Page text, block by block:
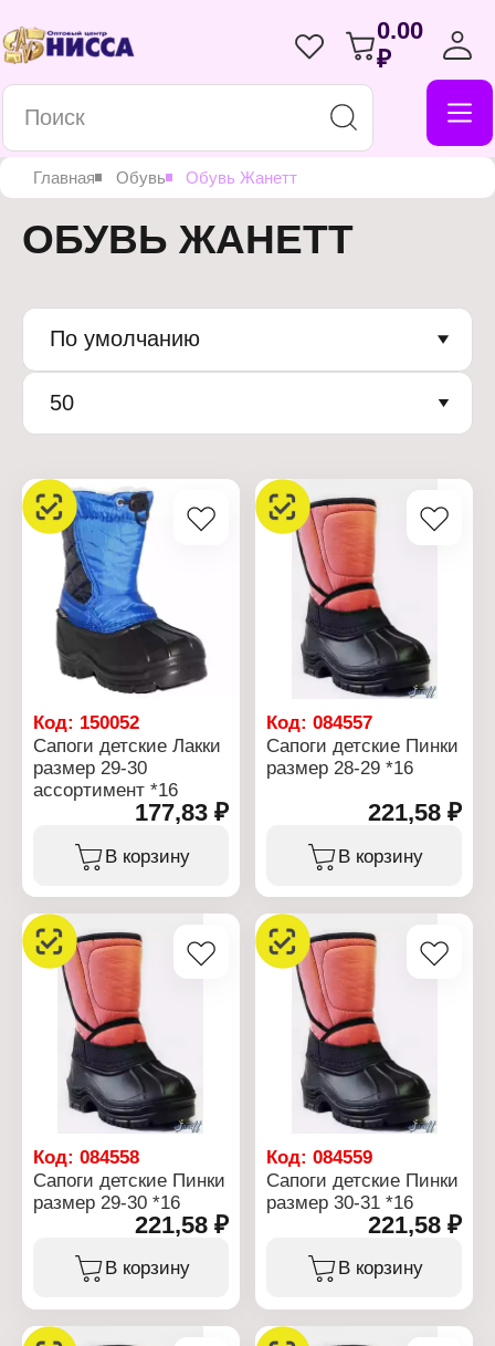
0.00
₽
Главная Обувь Обувь Жанетт
ОБУВЬ ЖАНЕТТ
По умолчанию
50
Код: 150052
Сапоги детские Лакки
размер 29-30
ассортимент *16
177,83 ₽
В корзину
Код:084557
Сапоги детские Пинки
размер 28-29 *16
221,58 ₽
В корзину
Код: 084558
Сапоги детские Пинки
размер 29-30 *16
221,58 ₽
В корзину
Код:084559
Сапоги детские Пинки
размер 30-31 *16
221,58 ₽
В корзину